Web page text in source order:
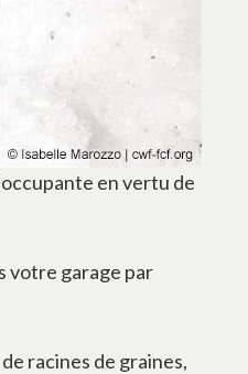
en vertu de
votre garage par
racines de graines,